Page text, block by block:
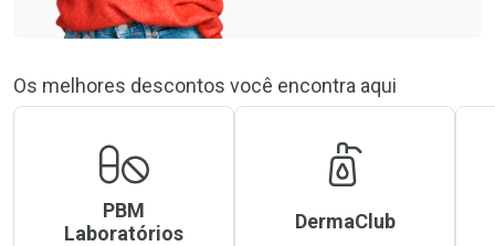
Os melhores descontos você encontra aqui
PBM
Laboratórios
DermaClub